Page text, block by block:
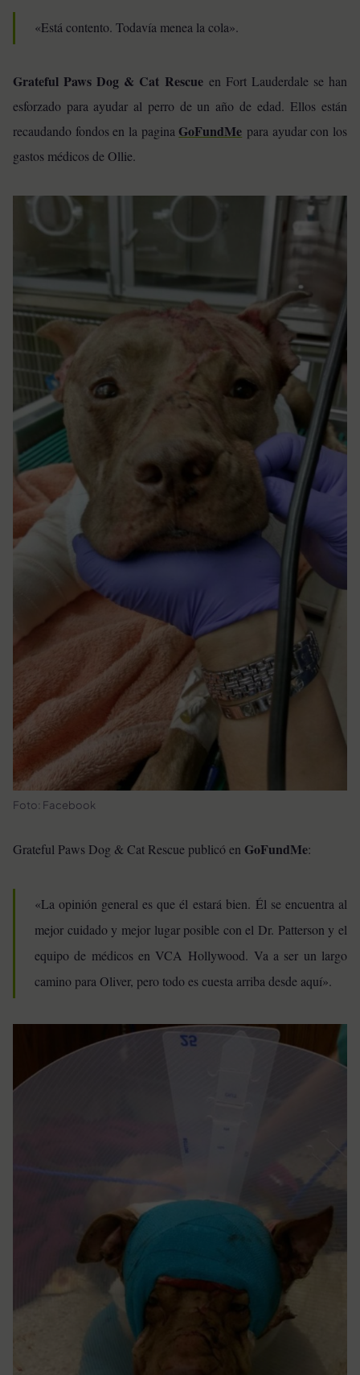
«Está contento. Todavía menea la cola».
Grateful Paws Dog & Cat Rescueen Fort Lauderdale se han
esforzado para ayudar al perro de un año de edad. Ellos están
recaudando fondos en la paginaGoFundMe para ayudar con los
gastos médicos de Ollie.
Foto: Facebook
Grateful Paws Dog & Cat Rescue publicó en GoFundMe:
«La opinión general es que él estará bien. Él se encuentra al
mejor cuidado y mejor lugar posible con el Dr. Patterson y el
equipo de médicos en VCA Hollywood. Va a ser un largo
camino para Oliver, pero todo es cuesta arriba desde aquí».